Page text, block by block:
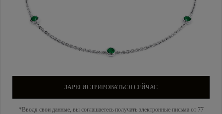
ЗАРЕГИСТРИРОВАТЬСЯ СЕЙЧАС
*Вводя свои данные, вы соглашаетесь получать электронные письма от 77